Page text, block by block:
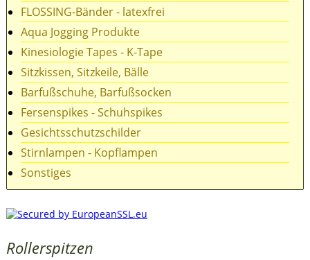
FLOSSING-Bänder - latexfrei
Aqua Jogging Produkte
Kinesiologie Tapes - K-Tape
Sitzkissen, Sitzkeile, Bälle
Barfußschuhe, Barfußsocken
Fersenspikes - Schuhspikes
Gesichtsschutzschilder
Stirnlampen - Kopflampen
Sonstiges
Rollerspitzen